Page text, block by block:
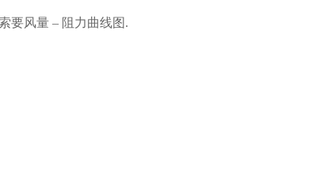
要风量 – 阻力曲线图.